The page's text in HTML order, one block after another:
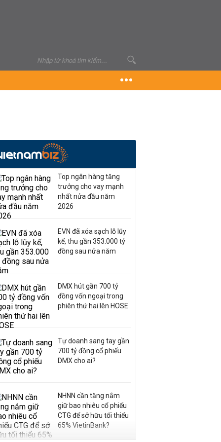
Top ngân hàng tăng
trưởng cho vay mạnh
nhất nửa đầu năm
2026
EVN đã xóa sạch lỗ lũy
kế, thu gần 353.000 tỷ
đồng sau nửa năm
DMX hút gần 700 tỷ
đồng vốn ngoại trong
phiên thứ hai lên HOSE
Tự doanh sang tay gần
700 tỷ đồng cổ phiếu
DMX cho ai?
NHNN cần tăng nắm
giữ bao nhiêu cổ phiếu
CTG để sở hữu tối thiểu
65% VietinBank?